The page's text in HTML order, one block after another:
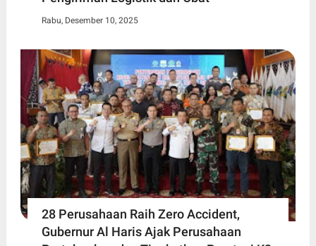
Rabu, Desember 10, 2025
28 Perusahaan Raih Zero Accident,
Gubernur Al Haris Ajak Perusahaan